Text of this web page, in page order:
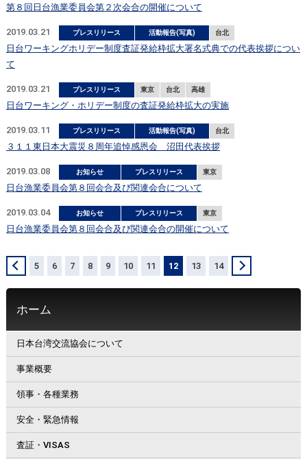
第８回日台漁業委員会第２次会合の開催について
2019.03.21 プレスリリース 活動報告(写真) 台北
日台ワーキングホリデー制度査証発給枠拡大署名式典での代表挨拶につい
て
2019.03.21 プレスリリース 東京 台北 高雄
日台ワーキング・ホリデー制度の査証発給枠拡大の実施
2019.03.11 プレスリリース 活動報告(写真) 台北
３１１東日本大震災８周年追悼感恩会 沼田代表挨拶
2019.03.08 お知らせ プレスリリース 東京
日台漁業委員会第８回会合及び関連会合について
2019.03.04 お知らせ プレスリリース 東京
日台漁業委員会第８回会合及び関連会合の開催について
5 6 7 8 9 10 11 12 13 14
ホーム
日本台湾交流協会について
事業概要
領事・各種業務
安全・緊急情報
査証・VISAS